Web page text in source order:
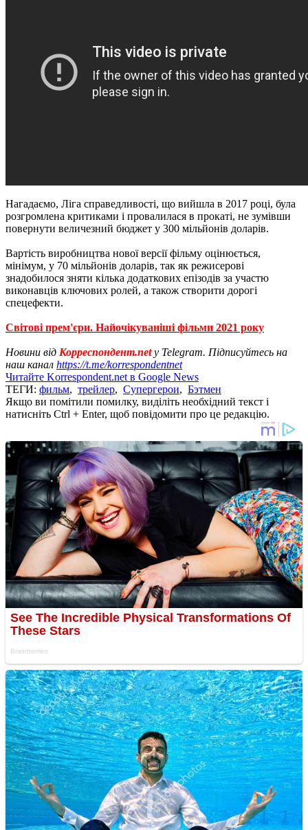
Нагадаємо, Ліга справедливості, що вийшла в 2017 році, була
розгромлена критиками і провалилася в прокаті, не зумівши
повернути величезний бюджет у 300 мільйонів доларів.
Вартість виробництва нової версії фільму оцінюється,
мінімум, у 70 мільйонів доларів, так як режисерові
знадобилося зняти кілька додаткових епізодів за участю
виконавців ключових ролей, а також створити дорогі
спецефекти.
Світові прем'єри. Найочікуваніші фільми 2021 року
Новини від Корреспондент.netу Telegram. Підписуйтесь на
наш канал https://t.me/korrespondentnet
Читайте Korrespondent.net в Google News
ТЕГИ: фильм, трейлер, Супергерои, Бэтмен
Якщо ви помітили помилку, виділіть необхідний текст і
натисніть Ctrl + Enter, щоб повідомити про це редакцію.